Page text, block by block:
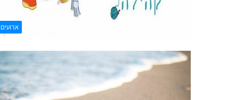
ארועים